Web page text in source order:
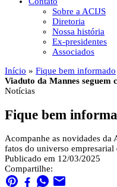
Sobre a ACIJS
Diretoria
Nossa história
Ex-presidentes
Associados
Início » Fique bem informado
Viaduto da Mannes seguem
Notícias
Fique bem
Acompanhe as novidades da
fatos do universo empresarial
Publicado em 12/03/2025
Compartilhe: